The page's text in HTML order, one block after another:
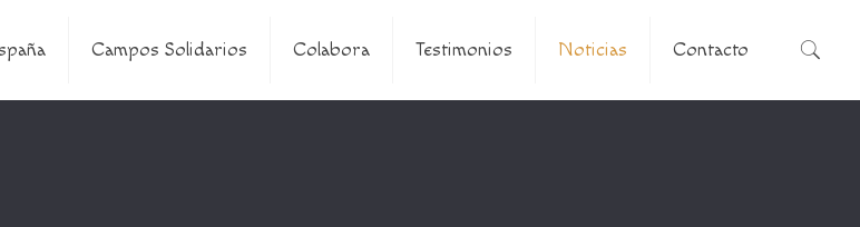
Campos Solidarios Colabora Testimonios Noticias Contacto